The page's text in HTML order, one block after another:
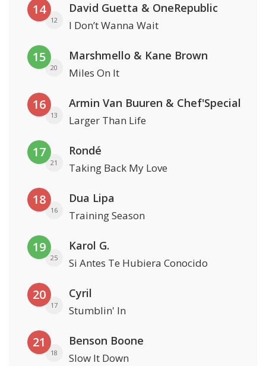
14
12
David Guetta & OneRepublic
I Don’t Wanna Wait
15
20
Marshmello & Kane Brown
Miles On It
16
13
Armin Van Buuren & Chef'Special
Larger Than Life
17
21
Rondé
Taking Back My Love
18
16
Dua Lipa
Training Season
19
25
Karol G.
Si Antes Te Hubiera Conocido
20
17
Cyril
Stumblin' In
21
18
Benson Boone
Slow It Down